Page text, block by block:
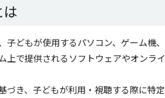
子どもが使用するパソコン、ゲーム機
上で提供されるソフトウェアやオンラ
づき、子どもが利用・視聴する際に特